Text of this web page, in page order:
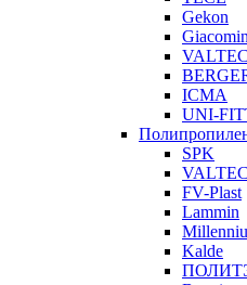
Gekon
VALTEC
ICMA
UNI-
SPK
VALTEC
FV-Plast
Lammin
Kalde